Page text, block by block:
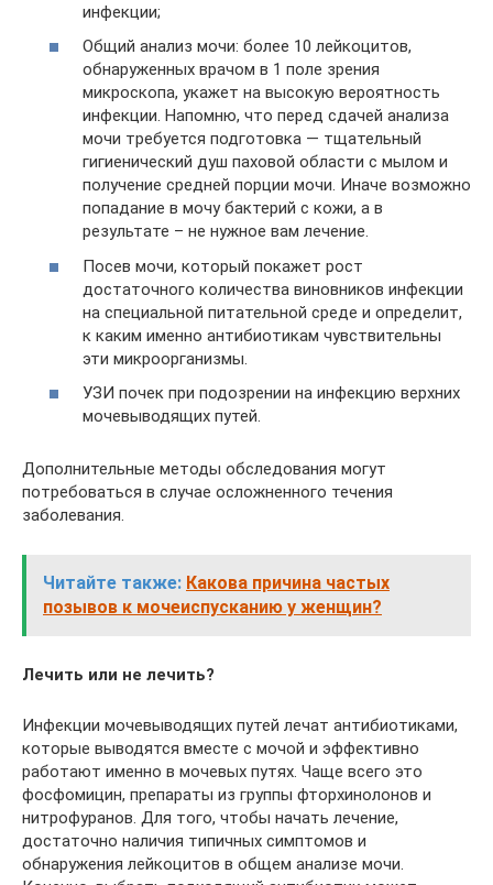
инфекции;
Общий анализ мочи: более 10 лейкоцитов,
обнаруженных врачом в 1 поле зрения
микроскопа, укажет на высокую вероятность
инфекции. Напомню, что перед сдачей анализа
мочи требуется подготовка — тщательный
гигиенический душ паховой области с мылом и
получение средней порции мочи. Иначе возможно
попадание в мочу бактерий с кожи, а в
результате – не нужное вам лечение.
Посев мочи, который покажет рост
достаточного количества виновников инфекции
на специальной питательной среде и определит,
к каким именно антибиотикам чувствительны
эти микроорганизмы.
УЗИ почек при подозрении на инфекцию верхних
мочевыводящих путей.
Дополнительные методы обследования могут
потребоваться в случае осложненного течения
заболевания.
Читайте также: Какова причина частых
позывов к мочеиспусканию у женщин?
Лечить или не лечить?
Инфекции мочевыводящих путей лечат антибиотиками,
которые выводятся вместе с мочой и эффективно
работают именно в мочевых путях. Чаще всего это
фосфомицин, препараты из группы фторхинолонов и
нитрофуранов. Для того, чтобы начать лечение,
достаточно наличия типичных симптомов и
обнаружения лейкоцитов в общем анализе мочи.